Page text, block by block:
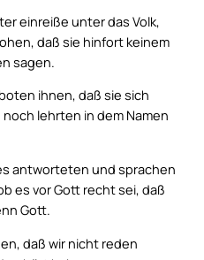
einreiße unter das Volk,
daß sie hinfort keinem
sagen.
ihnen, daß sie sich
lehrten in dem Namen
antworteten und sprachen
es vor Gott recht sei, daß
Gott.
daß wir nicht reden